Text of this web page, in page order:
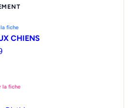
fiche
CHIENS
la fiche